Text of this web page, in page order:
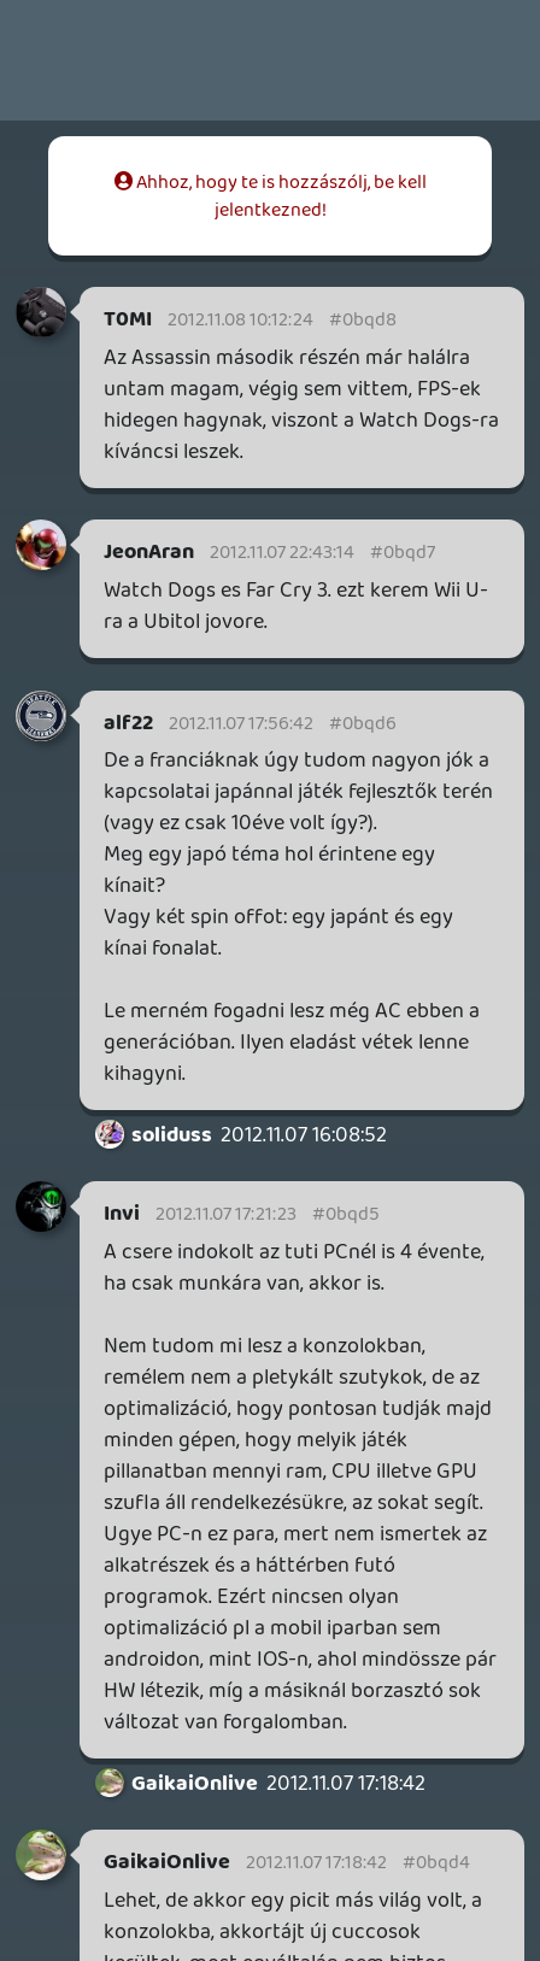
Ugye PC-n ez para, mert nem ismertek az
programok. Ezért nincsen olyan
optimalizáció pl a mobil iparban sem
androidon, mint IOS-n, ahol mindössze pár
GaikaiOnlive 2012.11.07 17:18:42
GaikaiOnlive
Lehet, de akkor egy picit más világ volt, a
konzolokba, akkortájt új cuccosok
kerültek, most egyáltalán nem biztos,
hogy az aktuális csúcs CPU-GPU lesz
bennük.
+ muszáj lesz lecserélnem a laptopomat,
mert már lassan de biztosan szétesik
szerencsétlen.:)
Invi 2012.11.07 17:14:23
Hát ebben nem vagyok biztos. MInden az
optimalizáción múlik. Nekem gen váltásnál
csúcs kártyám volt meg procim mégsem
ment minden maxon, közel sem.
GaikaiOnlive 2012.11.07 16:59:58
angrod 2012.11.07 17:06:08
Végülis a hidegháború még esélyes lehet,
főleg ha megyünk sorban a korszakokban
és nem visszalépni akarnak.
DarkVenom 2012.11.07 16:48:41
GaikaiOnlive
Szerintem egy GTX680 simán elfog vinni
minden next-gen átíratott!:D
Hát még egy 690 vagy az aktuális GTX
Invi 2012.11.07 16:52:15
Ennel az usa-nal minden jobb. En total
DarkVenom 2012.11.07 16:48:41
2012.11.07 16:52:15 #0bqcz
Konzol genvaltasnal szopo jatekra pc-t
venni. Felteve, hogy nem igazak ezek az
amd apu-s pletykak. Mindig 3-4 evvel a
start utan eri meg egy kozepes gepet
venni, az viszi konzolnal sokkal szebben a
jatekokat a gen vegeig. Legalabbis eddig
mindig igy volt.
Mondjuk en jatekot nem rakok gepre,
pedig jobban menne, mint konzolon.
GaikaiOnlive 2012.11.07 16:48:05
DarkVenom 2012.11.07 16:48:41 #0bqcy
Pattanásig feszülő hidegháború,
kémkedés, szovjet párttagok és amcsi
elképzelhetetlen a 3 után.
2012.11.07 14:17:40